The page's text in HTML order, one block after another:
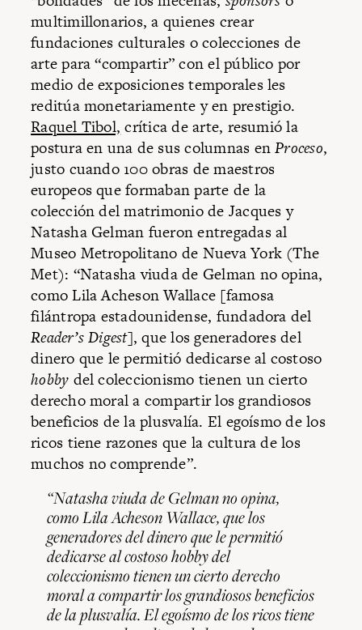
multimillonarios, a quienes crear
fundaciones culturales o colecciones de
arte para “compartir” con el público por
medio de exposiciones temporales les
reditúa monetariamente y en prestigio.
Raquel Tibol, crítica de arte, resumió la
postura en una de sus columnas enProceso,
justo cuando 100 obras de maestros
europeos que formaban parte de la
colección del matrimonio de Jacques y
Natasha Gelman fueron entregadas al
Museo Metropolitano de Nueva York (The
Met): “Natasha viuda de Gelman no opina,
como Lila Acheson Wallace [famosa
filántropa estadounidense, fundadora del
Reader’s Digest], que los generadores del
dinero que le permitió dedicarse al costoso
hobby del coleccionismo tienen un cierto
derecho moral a compartir los grandiosos
beneficios de la plusvalía. El egoísmo de los
ricos tiene razones que la cultura de los
muchos no comprende”.
“Natasha viuda de Gelman no opina,
como Lila Acheson Wallace, que los
generadores del dinero que le permitió
dedicarse al costosohobbydel
coleccionismo tienen un cierto derecho
moral a compartir los grandiosos beneficios
de la plusvalía. El egoísmo de los ricos tiene